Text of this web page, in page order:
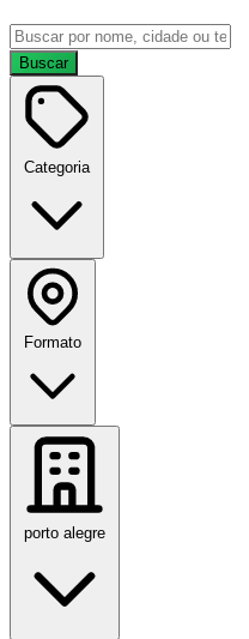
Buscar
Categoria
Formato
porto alegre